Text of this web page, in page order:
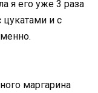
я его уже 3 раза
и с
маргарина